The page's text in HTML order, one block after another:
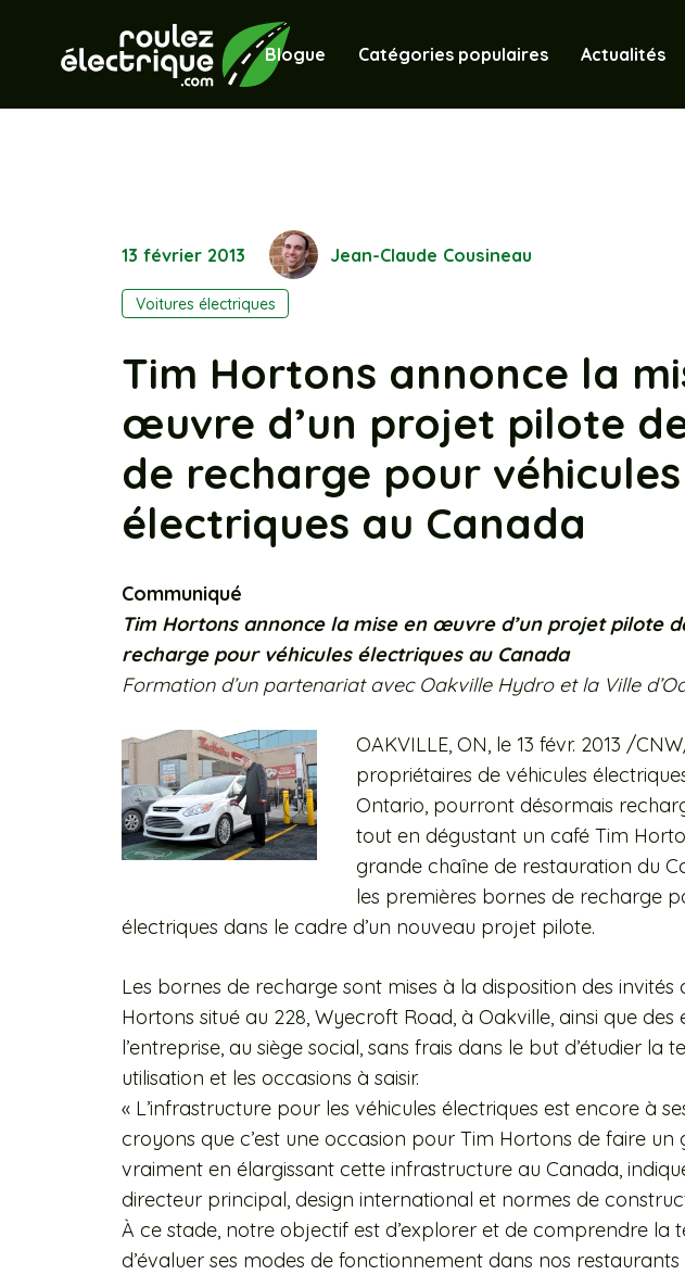
Blogue Catégories populaires Actualités
13 février 2013 Jean-Claude Cousineau
Voitures électriques
Tim Hortons annonce la
œuvre d’un projet pilote
de recharge pour véhicules
électriques au Canada
Communiqué
Tim Hortons annonce la mise en œuvre d’un projet pilote
recharge pour véhicules électriques au Canada
Formation d’un partenariat avec Oakville Hydro et la Ville
OAKVILLE, ON, le 13 févr. 2013 /
propriétaires de véhicules
Ontario, pourront désormais
tout en dégustant un café Tim
grande chaîne de restauration du
les premières bornes de recharge
électriques dans le cadre d’un nouveau projet pilote.
Les bornes de recharge sont mises à la disposition des invités
Hortons situé au 228, Wyecroft Road, à Oakville, ainsi que des
l’entreprise, au siège social, sans frais dans le but d’étudier la
utilisation et les occasions à saisir.
« L’infrastructure pour les véhicules électriques est encore à
croyons que c’est une occasion pour Tim Hortons de faire un
vraiment en élargissant cette infrastructure au Canada,
directeur principal, design international et normes de
À ce stade, notre objectif est d’explorer et de comprendre la
d’évaluer ses modes de fonctionnement dans nos